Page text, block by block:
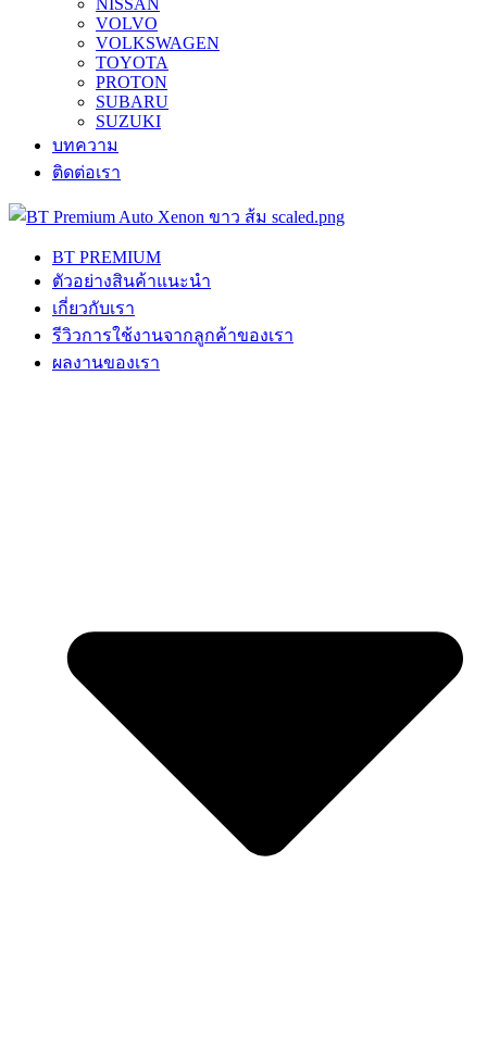
NISSAN
VOLVO
VOLKSWAGEN
TOYOTA
PROTON
SUBARU
SUZUKI
บทความ
ติดต่อเรา
BT PREMIUM
ตัวอย่างสินค้าแนะนำ
เกี่ยวกับเรา
รีวิวการใช้งานจากลูกค้าของเรา
ผลงานของเรา